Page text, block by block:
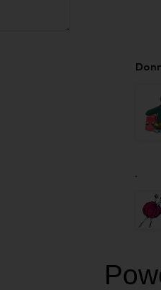
.